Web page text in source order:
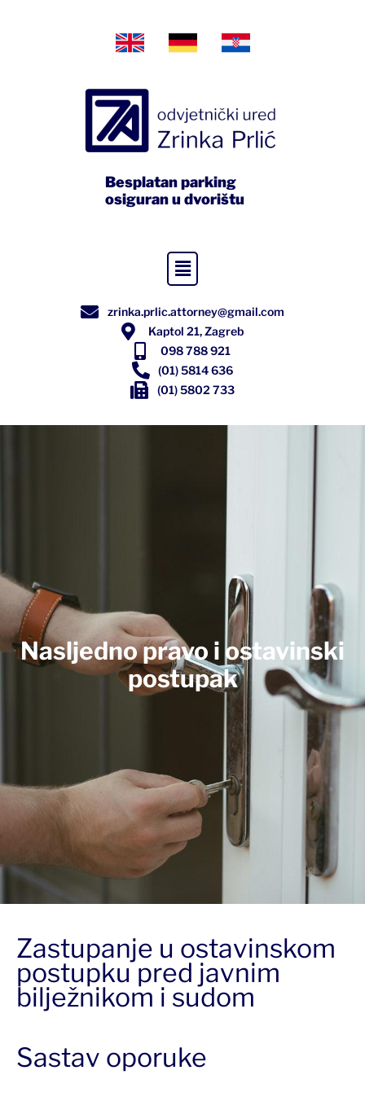
Besplatan parking
osiguran u dvorištu
zrinka.prlic.attorney@gmail.com
Kaptol 21, Zagreb
098 788 921
(01) 5814 636
(01) 5802 733
Nasljedno pravo i ostavinski
postupak
Zastupanje u ostavinskom
postupku pred javnim
bilježnikom i sudom
Sastav oporuke